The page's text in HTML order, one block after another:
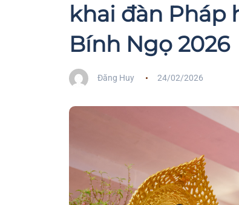
khai đàn Pháp
Bính Ngọ 2026
Đăng Huy 24/02/2026